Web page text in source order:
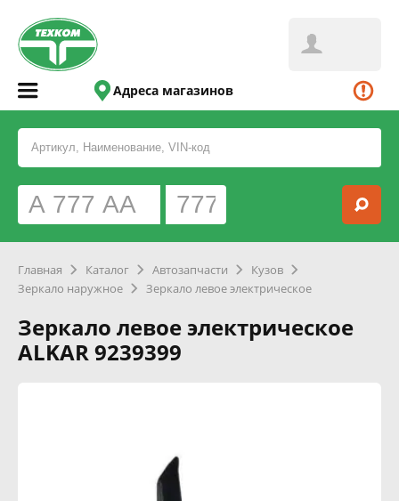
Адреса магазинов
Главная Каталог Автозапчасти
Кузов
Зеркало наружное
Зеркало левое электрическое
Зеркало левое электрическое
ALKAR 9239399